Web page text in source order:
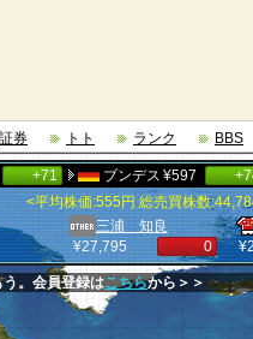
証券 トト ランク BBS
+71 ブンデス¥597 +74
<平均株価:555円 総売買株数
三浦 知良
¥27,795
0
アー
¥2,644
鎌田 大地
¥160
+16
ルック
¥158
。会員登録はこちらから＞＞